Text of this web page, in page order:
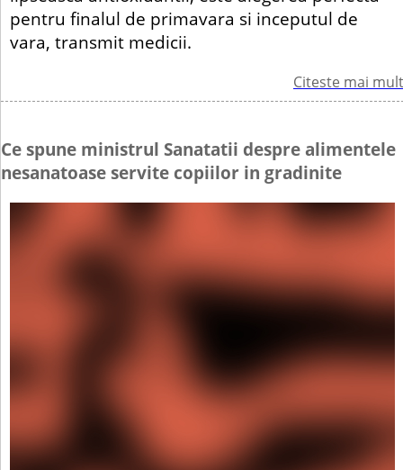
pentru finalul de primavara si inceputul de
vara, transmit medicii.
Citeste mai mult
Ce spune ministrul Sanatatii despre alimentele
nesanatoase servite copiilor in gradinite